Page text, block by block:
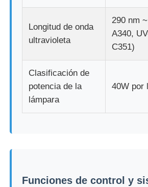
Longitud de onda
ultravioleta
290 nm
A340,
C351)
Clasificación de
potencia de la
lámpara
40W por
Funciones de control y